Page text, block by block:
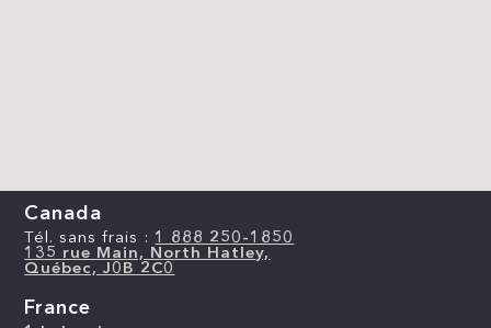
Canada
Tél. sans frais : 1 888 250-1850
135 rue Main, North Hatley,
Québec, J0B 2C0
France